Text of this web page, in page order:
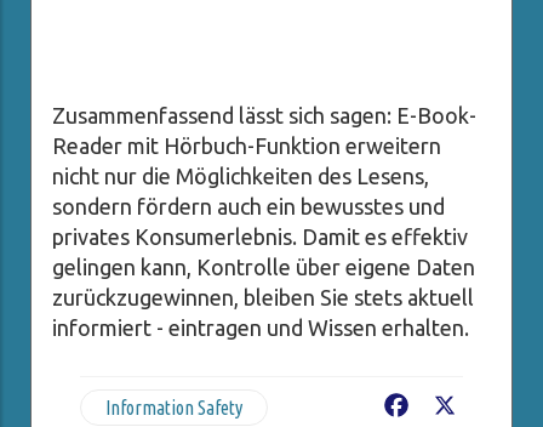
Zusammenfassend lässt sich sagen: E-Book-
Reader mit Hörbuch-Funktion erweitern
nicht nur die Möglichkeiten des Lesens,
sondern fördern auch ein bewusstes und
privates Konsumerlebnis. Damit es effektiv
gelingen kann, Kontrolle über eigene Daten
zurückzugewinnen, bleiben Sie stets aktuell
informiert - eintragen und Wissen erhalten.
Information Safety Facebook